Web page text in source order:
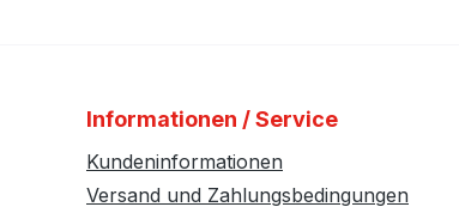
Informationen / Service
Kundeninformationen
Versand und Zahlungsbedingungen